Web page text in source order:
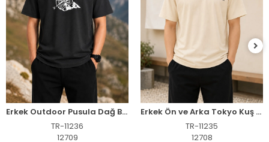
Erkek Outdoor Pusula Dağ Baskılı Kısa Kollu Oversize T-Shirt - Siyah
TR-11236
12709
Erkek Ön ve Arka Tokyo Kuş Çiçek Baskılı Oversize T-Shirt - Ekru
TR-11235
12708